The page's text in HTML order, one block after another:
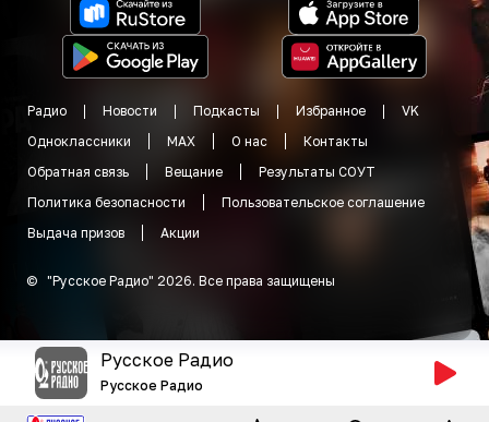
Радио Новости Подкасты Избранное
VK
Одноклассники
MAX О нас
Контакты
Обратная связь
Вещание
Результаты СОУТ
Политика безопасности
Пользовательское соглашение
Выдача призов
Акции
© "Русское Радио" 2026. Все права защищены
Русское Радио
Русское Радио